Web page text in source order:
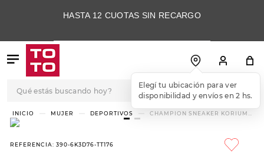
HASTA 12 CUOTAS SIN RECARGO
Elegí tu ubicación para ver
disponibilidad y envíos en 2 hs.
MUJER DEPORTIVOS
CHAMPION SNEAKER KORIUM
REFERENCIA: 390-6K3D76-TT176
TÉRMINOS MÁS
BUSCADOS